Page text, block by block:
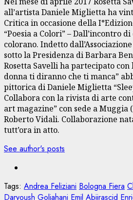
all’artista Daniele Miglietta ha
Critica in occasione della
“Poesia a Colori” – Dall’incontro
colorano. Indetto
sotto la Presidenza di Barbara
Rosetta Savelli ha partecipato con
donna ti diranno che ti manca”
pittorica di Daniele Miglietta
Collabora con la rivista di arte
art magazine” con sede a
Roberto Vidali. Collaborazione
tutt’ora in atto.
See author's posts
Tags: Andrea Feliziani Bologna Fiera
Daryoush Goljahani Emil Abiirascid